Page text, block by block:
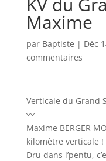
Maxime
par Baptiste | Déc
commentaires
Verticale du Grand
〰️
Maxime BERGER
kilomètre verticale !
Dru dans l’pentu,